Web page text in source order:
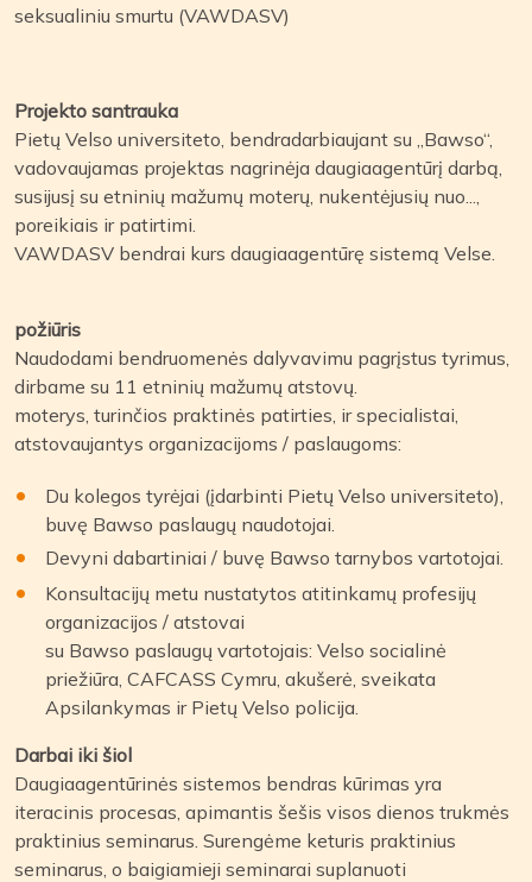
seksualiniu smurtu (VAWDASV)
Projekto santrauka
Pietų Velso universiteto, bendradarbiaujant su „Bawso“,
vadovaujamas projektas nagrinėja daugiaagentūrį darbą,
susijusį su etninių mažumų moterų, nukentėjusių nuo...,
poreikiais ir patirtimi.
VAWDASV bendrai kurs daugiaagentūrę sistemą Velse.
požiūris
Naudodami bendruomenės dalyvavimu pagrįstus tyrimus,
dirbame su 11 etninių mažumų atstovų.
moterys, turinčios praktinės patirties, ir specialistai,
atstovaujantys organizacijoms / paslaugoms:
Du kolegos tyrėjai (įdarbinti Pietų Velso universiteto),
buvę Bawso paslaugų naudotojai.
Devyni dabartiniai / buvę Bawso tarnybos vartotojai.
Konsultacijų metu nustatytos atitinkamų profesijų
organizacijos / atstovai
su Bawso paslaugų vartotojais: Velso socialinė
priežiūra, CAFCASS Cymru, akušerė, sveikata
Apsilankymas ir Pietų Velso policija.
Darbai iki šiol
Daugiaagentūrinės sistemos bendras kūrimas yra
iteracinis procesas, apimantis šešis visos dienos trukmės
praktinius seminarus. Surengėme keturis praktinius
seminarus, o baigiamieji seminarai suplanuoti